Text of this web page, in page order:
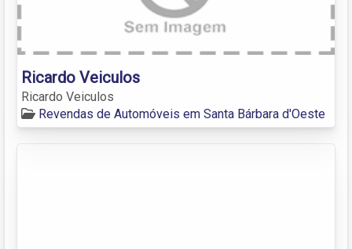
Ricardo Veiculos
Ricardo Veiculos
Revendas de Automóveis em Santa Bárbara d'Oeste